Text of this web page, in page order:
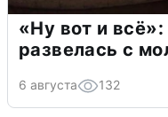
«Ну вот и
развелась с
6 августа 132